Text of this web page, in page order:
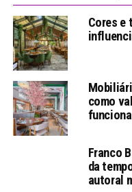
Cores e
como
Franco
da
autoral